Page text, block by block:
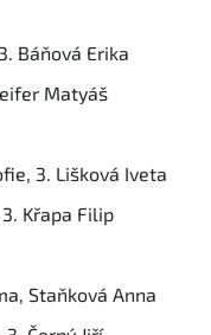
Báňová Erika
Matyáš
3. Lišková Iveta
Křapa Filip
Staňková Anna